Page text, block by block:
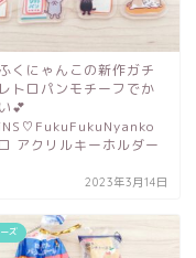
くにゃんこの新作ガチ
トロパンモチーフでか
💕
アクリルキーホルダー
2023年3月14日
ズ